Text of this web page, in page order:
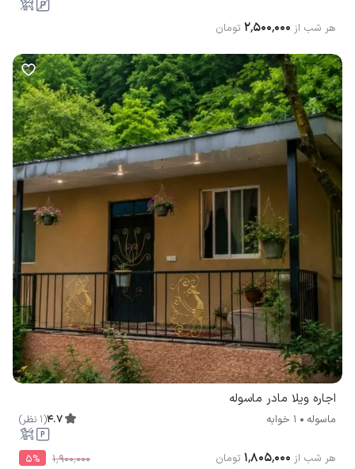
هر شب از ۲٬۵۰۰٬۰۰۰ تومان
اجاره ویلا مادر ماسوله
ماسوله 1 خوابه 4.7
(
1 نظر)
۱٬۹۰۰٬۰۰۰ 5% هر شب از ۱٬۸۰۵٬۰۰۰ تومان